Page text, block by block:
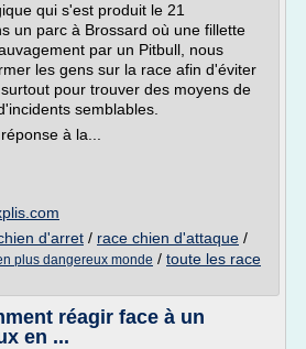
qui s'est produit le 21
un parc à Brossard où une fillette
par un Pitbull, nous
les gens sur la race afin d'éviter
pour trouver des moyens de
semblables.
à la...
d'arret / race chien d'attaque /
plus dangereux monde / toute les race
réagir face à un
en ...